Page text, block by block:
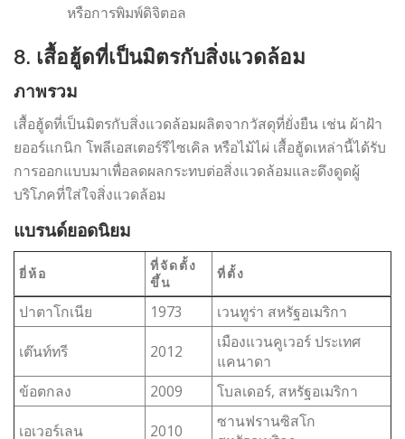
หรือการพิมพ์ดิจิตอล
8. เสื้อฮู้ดที่เป็นมิตรกับสิ่งแวดล้อม
ภาพรวม
เสื้อฮู้ดที่เป็นมิตรกับสิ่งแวดล้อมผลิตจากวัสดุที่ยั่งยืน เช่น ผ้าฝ้า
ยออร์แกนิก โพลีเอสเตอร์รีไซเคิล หรือไม้ไผ่ เสื้อฮู้ดเหล่านี้ได้รับ
การออกแบบมาเพื่อลดผลกระทบต่อสิ่งแวดล้อมและดึงดูดผู้
บริโภคที่ใส่ใจสิ่งแวดล้อม
แบรนด์ยอดนิยม
ยี่ห้อ
ที่จัดตั้ง
ขึ้น
ที่ตั้ง
ปาตาโกเนีย 1973
เวนทูร่า สหรัฐอเมริกา
เต๊นท์ทรี
2012
เมืองแวนคูเวอร์ ประเทศ
แคนาดา
ข้อตกลง
2009
โบลเดอร์, สหรัฐอเมริกา
เอเวอร์เลน
2010
ซานฟรานซิสโก